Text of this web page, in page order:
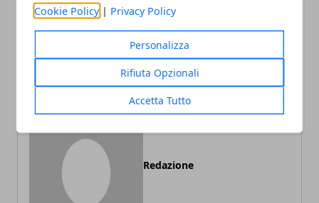
Cookie Policy | Privacy Policy
Personalizza
Rifiuta Opzionali
Accetta Tutto
Grow box: cos’è e come
utilizzarla
Redazione